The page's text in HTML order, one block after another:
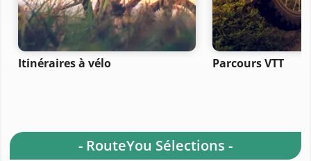
Itinéraires à vélo Parcours VTT
- RouteYou Sélections -